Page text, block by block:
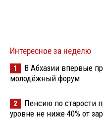
Интересное за неделю
1
В Абхазии впервые
молодёжный форум
2
Пенсию по старости
уровне не ниже 40% от